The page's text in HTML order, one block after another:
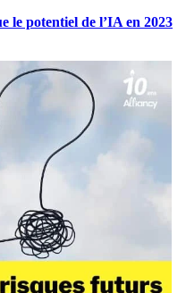
le potentiel de l’IA en 2023